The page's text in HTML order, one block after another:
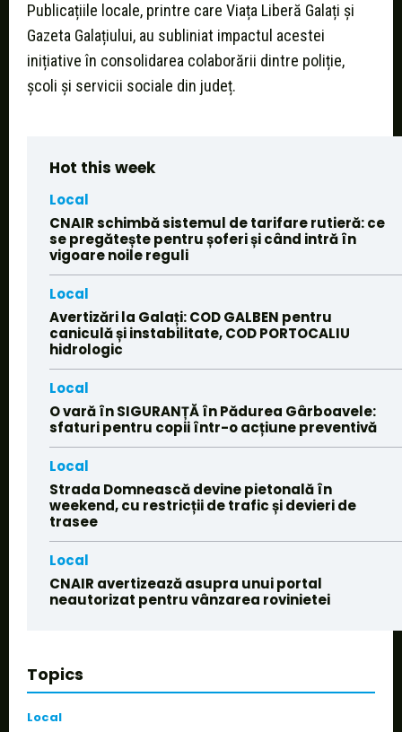
Publicațiile locale, printre care Viața Liberă Galați și
Gazeta Galațiului, au subliniat impactul acestei
inițiative în consolidarea colaborării dintre poliție,
școli și servicii sociale din județ.
Hot this week
Local
CNAIR schimbă sistemul de tarifare rutieră: ce
se pregătește pentru șoferi și când intră în
vigoare noile reguli
Local
Avertizări la Galați: COD GALBEN pentru
caniculă și instabilitate, COD PORTOCALIU
hidrologic
Local
O vară în SIGURANȚĂ în Pădurea Gârboavele:
sfaturi pentru copii într-o acțiune preventivă
Local
Strada Domnească devine pietonală în
weekend, cu restricții de trafic și devieri de
trasee
Local
CNAIR avertizează asupra unui portal
neautorizat pentru vânzarea rovinietei
Topics
Local